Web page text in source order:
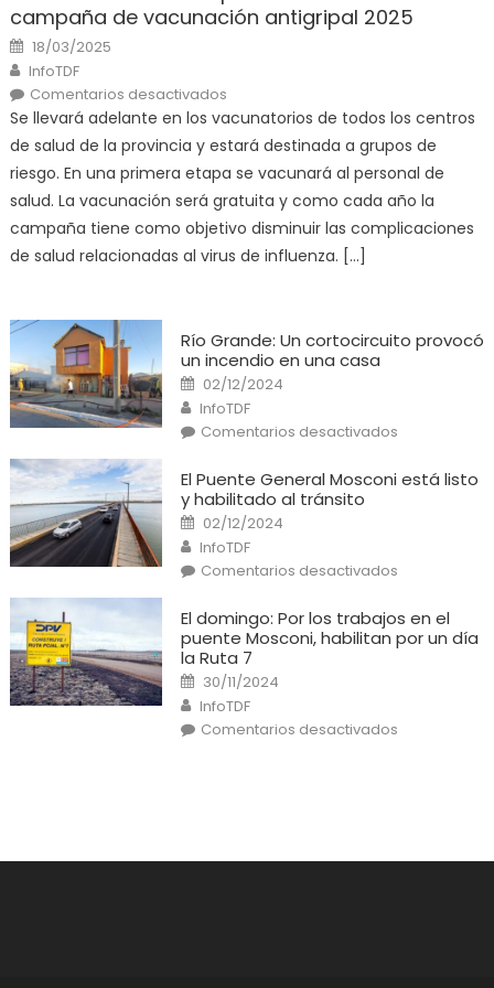
campaña de vacunación antigripal 2025
Posted
on
18/03/2025
Author
InfoTDF
Comentarios desactivadosen
El
Ministerio
Salud
en
marcha
la
campaña
de
vacunación
antigripal
Se llevará adelante en los vacunatorios de todos los centros
de salud de la provincia y estará destinada a grupos de
riesgo. En una primera etapa se vacunará al personal de
salud. La vacunación será gratuita y como cada año la
campaña tiene como objetivo disminuir las complicaciones
de salud relacionadas al virus de influenza. […]
Río Grande: Un cortocircuito provocó
un incendio en una casa
Posted
on
02/12/2024
Author
InfoTDF
Comentarios desactivadosen
Río
cortocircuito
casa
El Puente General Mosconi está listo
y habilitado al tránsito
Posted
on
02/12/2024
Author
InfoTDF
Comentarios desactivadosen
El
General
Mosconi
está
listo
El domingo: Por los trabajos en el
puente Mosconi, habilitan por un día
la Ruta 7
Posted
on
30/11/2024
Author
InfoTDF
Comentarios desactivadosen
El
habilitan